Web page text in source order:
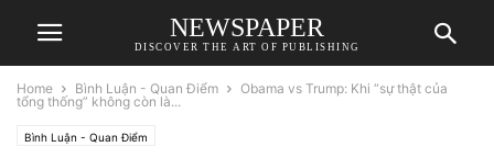
NEWSPAPER
DISCOVER THE ART OF PUBLISHING
Home Bình Luận - Quan Điểm
Obama vs Trump: Khi “sự thật của
tổng thống” không còn là...
Bình Luận - Quan Điểm